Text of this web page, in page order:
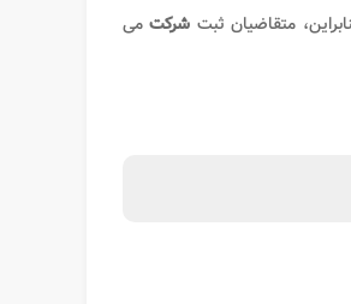
متقاضیان ثبت شرکت می